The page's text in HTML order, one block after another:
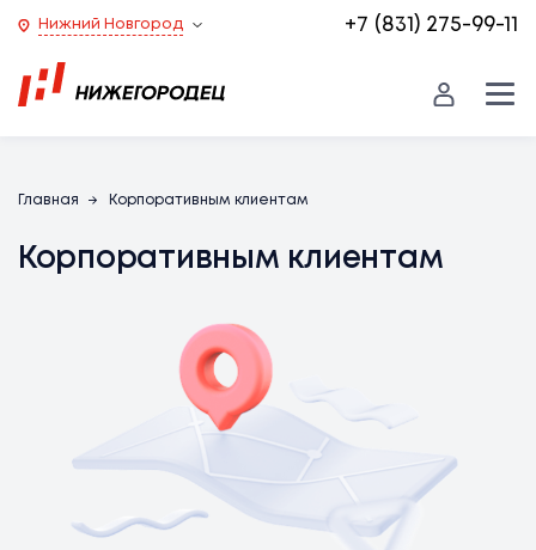
Нижний Новгород +7 (831) 275-99-11
Главная Корпоративным клиентам
Корпоративным клиентам